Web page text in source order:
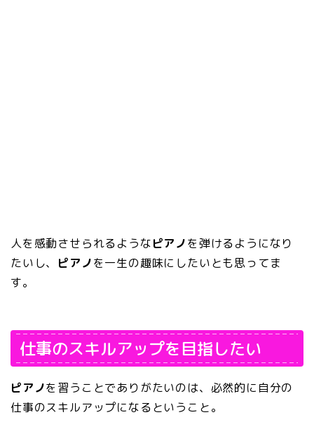
人を感動させられるようなピアノを弾けるようになり
たいし、 ピアノを一生の趣味にしたいとも思ってま
す。
仕事のスキルアップを目指したい
ピアノを習うことでありがたいのは、必然的に自分の
仕事のスキルアップになるということ。